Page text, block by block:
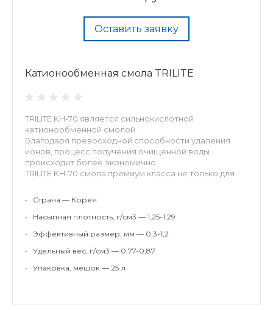
Оставить заявку
Катионообменная смола TRILITE
TRILITE KH-70 является сильнокислотной
катионообменной смолой.
Благодаря превосходной способности удаления
ионов, процесс получения очищенной воды
происходит более экономично.
TRILITE KH-70 смола премиум класса не только для
•
Страна — Корея
•
Насыпная плотность, г/см3 — 1,25-1,29
•
Эффективный размер, мм — 0,3-1,2
•
Удельный вес, г/см3 — 0,77-0,87
•
Упаковка, мешок — 25 л